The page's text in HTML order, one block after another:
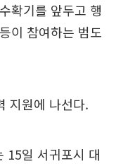
확기를 앞두고 행
이 참여하는 범도
지원에 나선다.
15일 서귀포시 대